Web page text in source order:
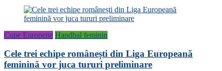
Cupe Europene Handbal feminin
Cele trei echipe românești din Liga Europeană
feminină vor juca tururi preliminare